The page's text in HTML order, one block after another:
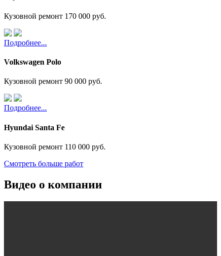
Кузовной ремонт 170 000 руб.
Подробнее...
Volkswagen Polo
Кузовной ремонт 90 000 руб.
Подробнее...
Hyundai Santa Fe
Кузовной ремонт 110 000 руб.
Смотреть больше работ
Видео о компании